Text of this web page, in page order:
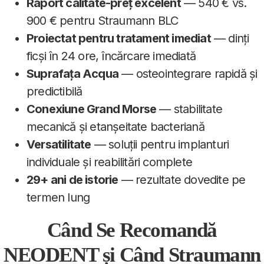
Raport calitate-preț excelent— 540 € vs.
900 € pentru Straumann BLC
Proiectat pentru tratament imediat— dinți
ficși în 24 ore, încărcare imediată
Suprafața Acqua — osteointegrare rapidă și
predictibilă
Conexiune Grand Morse — stabilitate
mecanică și etanșeitate bacteriană
Versatilitate — soluții pentru implanturi
individuale și reabilitări complete
29+ ani de istorie — rezultate dovedite pe
termen lung
Când Se Recomandă
NEODENT și Când Straumann